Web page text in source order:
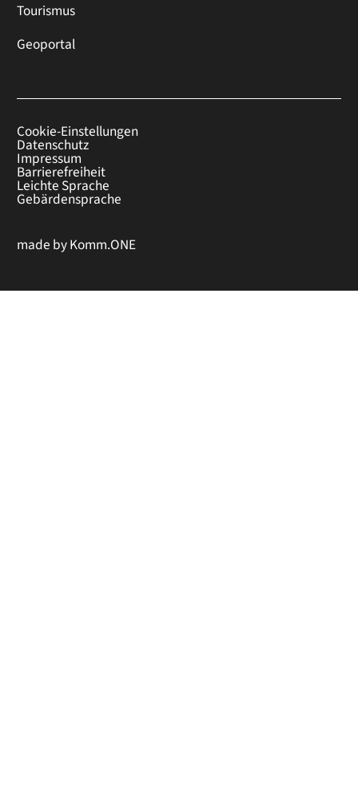
Tourismus
Geoportal
Cookie-Einstellungen
Datenschutz
Impressum
Barrierefreiheit
Leichte Sprache
Gebärdensprache
made byKomm.ONE